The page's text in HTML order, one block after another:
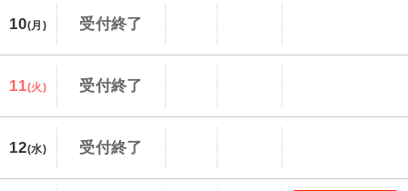
10(月) 受付終了
11(火) 受付終了
12(水) 受付終了